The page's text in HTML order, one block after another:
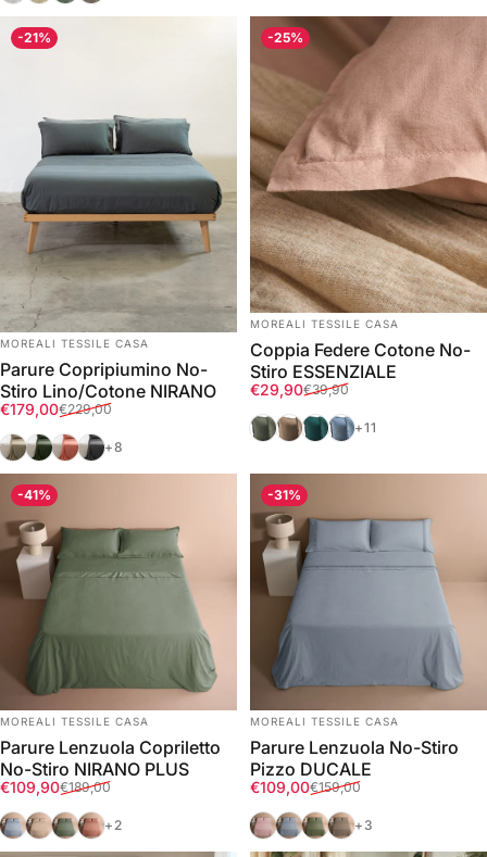
-21%
FORNITORE:
MOREALI TESSILE CASA
Parure Copripiumino No-
Stiro Lino/Cotone NIRANO
Prezzo scontato
€179,00
Prezzo di listino
€229,00
Deserto
EdenFardAntracite
+8
-25%
FORNITORE:
MOREALI TESSILE CASA
Coppia Federe Cotone No-
Stiro ESSENZIALE
Prezzo scontato
€29,90
Prezzo di listino
€39,90
VerdeDeserto
Ottanio
Azzurro Polvere
+11
-41%
FORNITORE:
MOREALI TESSILE CASA
Parure Lenzuola Copriletto
No-Stiro NIRANO PLUS
Prezzo scontato
€109,90
Prezzo di listino
€189,00
Azzurro Polvere
Deserto
VerdeMarrakech
+2
-31%
FORNITORE:
MOREALI TESSILE CASA
Parure Lenzuola No-Stiro
Pizzo DUCALE
Prezzo scontato
€109,00
Prezzo di listino
€159,00
Rosa Tenue
Azzurro Polvere
VerdeTortora
+3